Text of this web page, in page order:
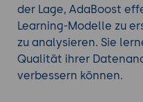
machen und durch
erlernten Konzepte
Vertiefen Sie Ihr
Machine Learning
der Lage, AdaBoost
Learning-Modelle zu
zu analysieren. Sie
Qualität ihrer
verbessern können.